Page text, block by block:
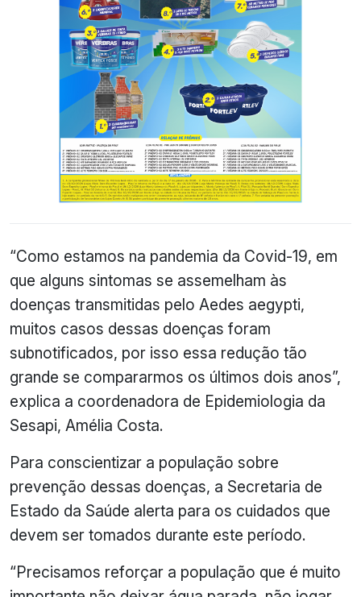
“Como estamos na pandemia da Covid-19, em
que alguns sintomas se assemelham às
doenças transmitidas pelo Aedes aegypti,
muitos casos dessas doenças foram
subnotificados, por isso essa redução tão
grande se compararmos os últimos dois anos”,
explica a coordenadora de Epidemiologia da
Sesapi, Amélia Costa.
Para conscientizar a população sobre
prevenção dessas doenças, a Secretaria de
Estado da Saúde alerta para os cuidados que
devem ser tomados durante este período.
“Precisamos reforçar a população que é muito